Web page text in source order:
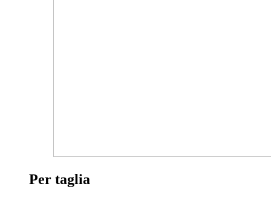
Per taglia